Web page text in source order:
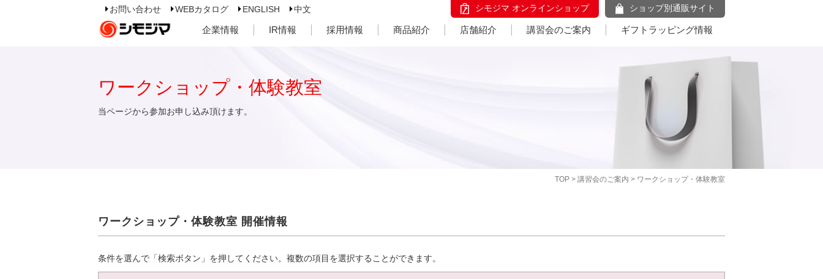
お問い合わせ WEBカタログ ENGLISH 中文 シモジマ オンラインショップ ショップ別通販サイト
企業情報 IR情報 採用情報 商品紹介 店舗紹介 講習会のご案内 ギフトラッピング情報
TOP > 講習会のご案内 > ワークショップ・体験教室
ワークショップ・体験教室
当ページから参加お申し込み頂けます。
ワークショップ・体験教室 開催情報
条件を選んで「検索ボタン」を押してください。複数の項目を選択することができます。